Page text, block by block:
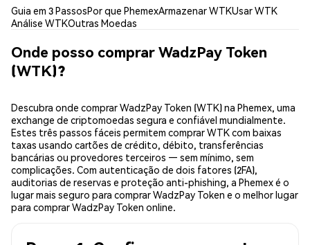
Guia em 3 PassosPor que PhemexArmazenar WTKUsar WTK
Análise WTKOutras Moedas
Onde posso comprar WadzPay Token
(WTK)?
Descubra onde comprar WadzPay Token (WTK) na Phemex, uma
exchange de criptomoedas segura e confiável mundialmente.
Estes três passos fáceis permitem comprar WTK com baixas
taxas usando cartões de crédito, débito, transferências
bancárias ou provedores terceiros — sem mínimo, sem
complicações. Com autenticação de dois fatores (2FA),
auditorias de reservas e proteção anti-phishing, a Phemex é o
lugar mais seguro para comprar WadzPay Token e o melhor lugar
para comprar WadzPay Token online.